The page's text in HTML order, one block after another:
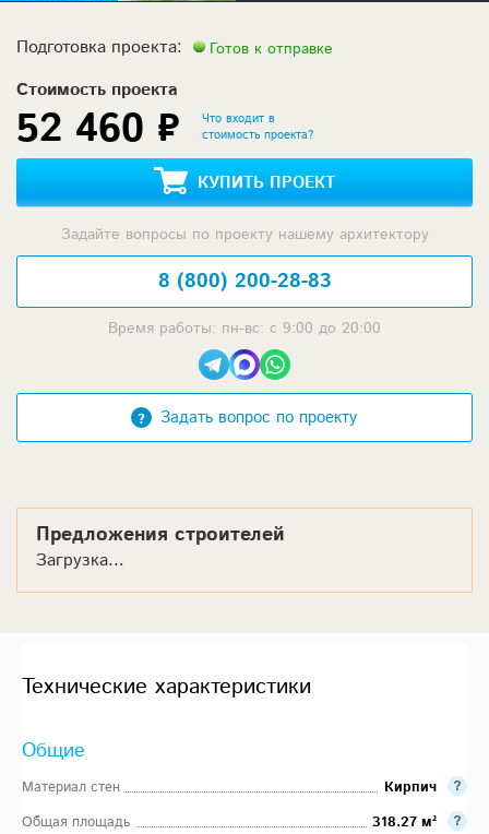
Подготовка проекта: Готов к отправке
Стоимость проекта
52 460 ₽
Что входит в
стоимость проекта?
КУПИТЬ ПРОЕКТ
Задайте вопросы по проекту нашему архитектору
8 (800) 200-28-83
Время работы: пн-вс: с 9:00 до 20:00
Задать вопрос по проекту
Предложения строителей
Загрузка...
Технические характеристики
Общие
Материал стен
Кирпич
Общая площадь
318.27 м²